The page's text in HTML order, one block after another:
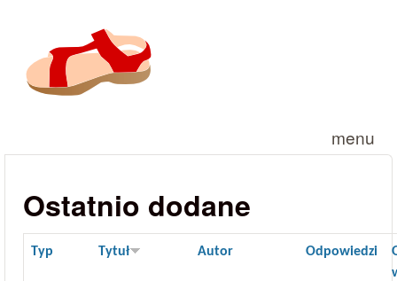
menu
Ostatnio dodane
Typ Tytuł Autor Odpowiedzi